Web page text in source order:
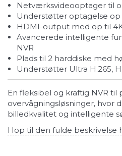
Netværksvideooptager til
Understøtter optagelse
HDMI-output med op til
Avancerede intelligente funktioner via kamera og
NVR
Plads til 2 harddiske med
Understøtter Ultra H.265,
En fleksibel og kraftig NVR til
overvågningsløsninger, hvor
billedkvalitet og intelligente
Hop til den fulde beskrivelse